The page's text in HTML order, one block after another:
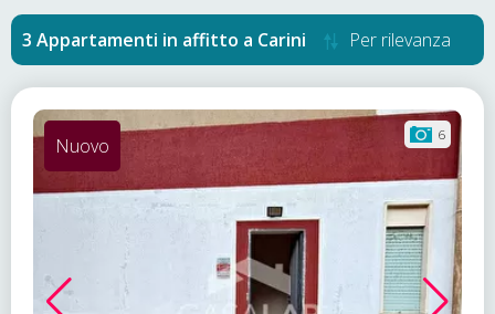
Appartamenti in affitto a Carini Per rilevanza
6
Nuovo